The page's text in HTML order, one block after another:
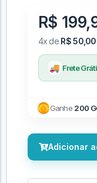
R$
4x de R$ 50,00
🚚 Frete
Ganhe 200
Adicionar